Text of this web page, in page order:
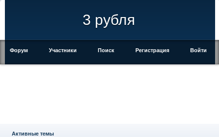
3 рубля
Форум Участники Поиск Регистрация Войти
Активные темы